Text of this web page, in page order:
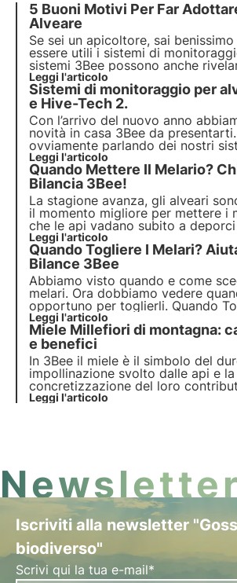
5 Buoni Motivi Per Far
Alveare
Se sei un apicoltore, sai
essere utili i sistemi di
sistemi 3Bee possono anche
canale per incrementare la vendita
Scopri cinque motivi per far
Leggi l'articolo
Sistemi di monitoraggio per
e Hive-Tech 2.
Con l’arrivo del nuovo anno
novità in casa 3Bee da
ovviamente parlando dei nostri
monitoraggio per alveari.
per poter offrire un prodotto
competitivo, facile da usare e
l’apicoltura.
Leggi l'articolo
Quando Mettere Il Melario?
Bilancia 3Bee!
La stagione avanza, gli alveari
il momento migliore per mettere i
che le api vadano subito a
suggerire questa e tante altre
bilancia 3Bee Hive-Tech!
Leggi l'articolo
Quando Togliere I Melari?
Bilance 3Bee
Abbiamo visto quando e come
melari. Ora dobbiamo vedere
opportuno per toglierli. Quando Togliere I Melari?
Aiutati Con Le Bilance e sistemi di
3Bee?
Leggi l'articolo
Miele Millefiori di montagna:
e benefici
In 3Bee il miele è il simbolo del
impollinazione svolto dalle api e la
concretizzazione del loro
dell’ecosistema. I nostri progetti
Leggi l'articolo
Iscriviti alla newsletter
biodiverso"
Scrivi qui la tua e-mail*